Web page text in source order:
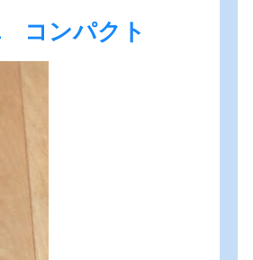
コンパクト